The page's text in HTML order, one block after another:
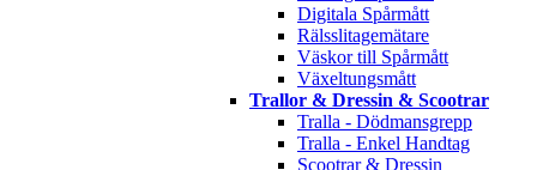
Digitala Spårmått
Rälsslitagemätare
Väskor till Spårmått
Växeltungsmått
Trallor & Dressin & Scootrar
Tralla - Dödmansgrepp
Tralla - Enkel Handtag
Scootrar & Dressin